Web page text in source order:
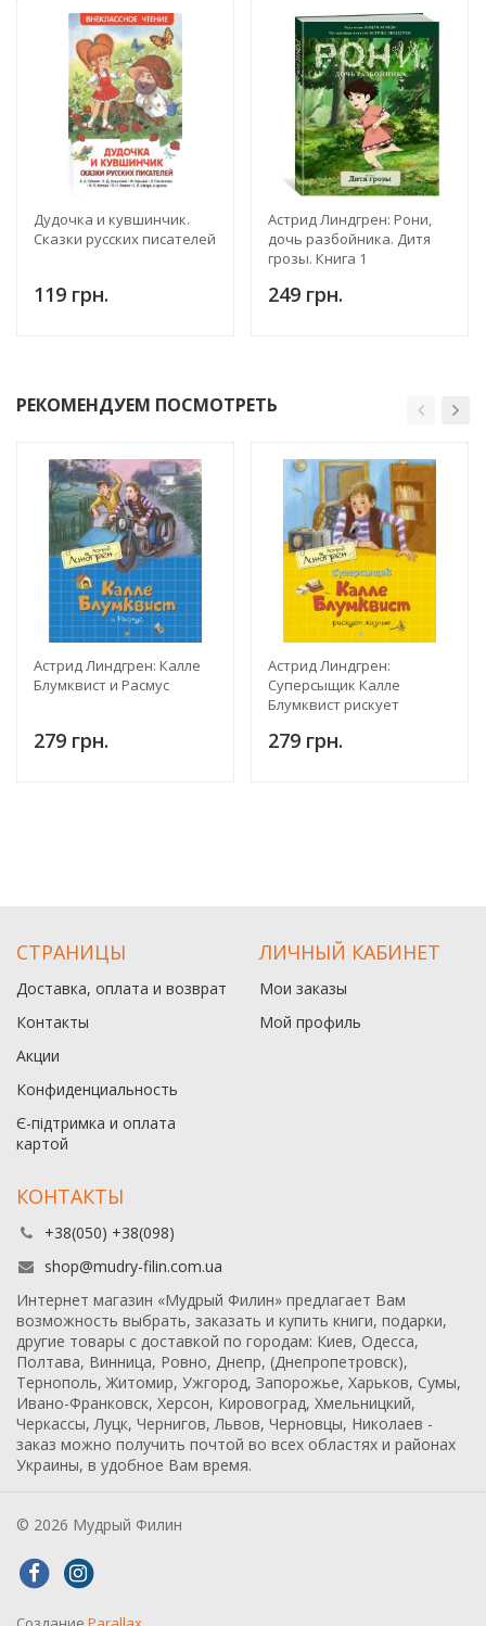
Дудочка и кувшинчик.
Сказки русских писателей
119 грн.
Астрид Линдгрен: Рони,
дочь разбойника. Дитя
грозы. Книга 1
249 грн.
РЕКОМЕНДУЕМ ПОСМОТРЕТЬ
Астрид Линдгрен: Калле
Блумквист и Расмус
279 грн.
Астрид Линдгрен:
Суперсыщик Калле
Блумквист рискует
279 грн.
СТРАНИЦЫ
Доставка, оплата и возврат
Контакты
Акции
Конфиденциальность
Є-підтримка и оплата
картой
ЛИЧНЫЙ КАБИНЕТ
Мои заказы
Мой профиль
КОНТАКТЫ
+38(050) +38(098)
shop@mudry-filin.com.ua
Интернет магазин «Мудрый Филин» предлагает Вам
возможность выбрать, заказать и купить книги, подарки,
другие товары с доставкой по городам: Киев, Одесса,
Полтава, Винница, Ровно, Днепр, (Днепропетровск),
Тернополь, Житомир, Ужгород, Запорожье, Харьков, Сумы,
Ивано-Франковск, Херсон, Кировоград, Хмельницкий,
Черкассы, Луцк, Чернигов, Львов, Черновцы, Николаев -
заказ можно получить почтой во всех областях и районах
Украины, в удобное Вам время.
© 2026 Мудрый Филин